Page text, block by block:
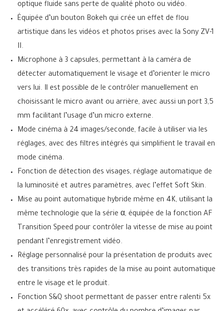
optique fluide sans perte de qualité photo ou vidéo.
Équipée d’un bouton Bokeh qui crée un effet de flou
artistique dans les vidéos et photos prises avec la Sony ZV-1
II.
Microphone à 3 capsules, permettant à la caméra de
détecter automatiquement le visage et d’orienter le micro
vers lui. Il est possible de le contrôler manuellement en
choisissant le micro avant ou arrière, avec aussi un port 3,5
mm facilitant l’usage d’un micro externe.
Mode cinéma à 24 images/seconde, facile à utiliser via les
réglages, avec des filtres intégrés qui simplifient le travail en
mode cinéma.
Fonction de détection des visages, réglage automatique de
la luminosité et autres paramètres, avec l’effet Soft Skin.
Mise au point automatique hybride même en 4K, utilisant la
même technologie que la série α, équipée de la fonction AF
Transition Speed pour contrôler la vitesse de mise au point
pendant l’enregistrement vidéo.
Réglage personnalisé pour la présentation de produits avec
des transitions très rapides de la mise au point automatique
entre le visage et le produit.
Fonction S&Q shoot permettant de passer entre ralenti 5x